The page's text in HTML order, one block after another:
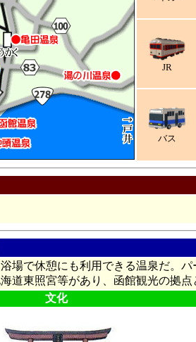
JR
バス
場で休憩にも利用できる温泉だ。
道東照宮等があり、函館観光の拠
文化